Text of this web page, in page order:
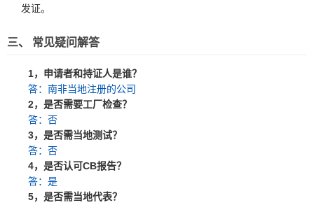
发证。
三、 常见疑问解答
1，申请者和持证人是谁？
答：南非当地注册的公司
2，是否需要工厂检查？
答：否
3，是否需当地测试？
答：否
4，是否认可CB报告？
答：是
5，是否需当地代表？